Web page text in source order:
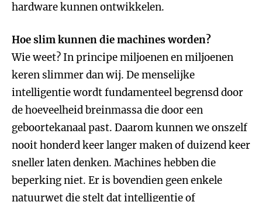
hardware kunnen ontwikkelen.
Hoe slim kunnen die machines worden?
Wie weet? In principe miljoenen en miljoenen
keren slimmer dan wij. De menselijke
intelligentie wordt fundamenteel begrensd door
de hoeveelheid breinmassa die door een
geboortekanaal past. Daarom kunnen we onszelf
nooit honderd keer langer maken of duizend keer
sneller laten denken. Machines hebben die
beperking niet. Er is bovendien geen enkele
natuurwet die stelt dat intelligentie of